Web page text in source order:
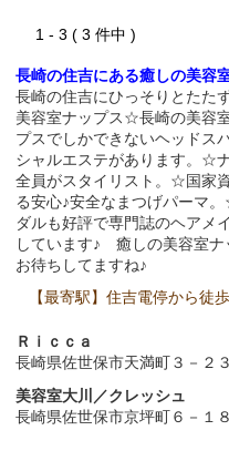
1 - 3 ( 3 件中 )
長崎の住吉にある癒しの美容
長崎の住吉にひっそりとたた
美容室ナップス☆長崎の美容
プスでしかできないヘッドス
シャルエステがあります。☆
全員がスタイリスト。☆国家
る安心♪安全なまつげパーマ
ダルも好評で専門誌のヘアメ
しています♪ 癒しの美容室ナ
お待ちしてますね♪
【最寄駅】住吉電停から徒
Ｒｉｃｃａ
長崎県佐世保市天満町３－２
美容室大川／クレッシュ
長崎県佐世保市京坪町６－１